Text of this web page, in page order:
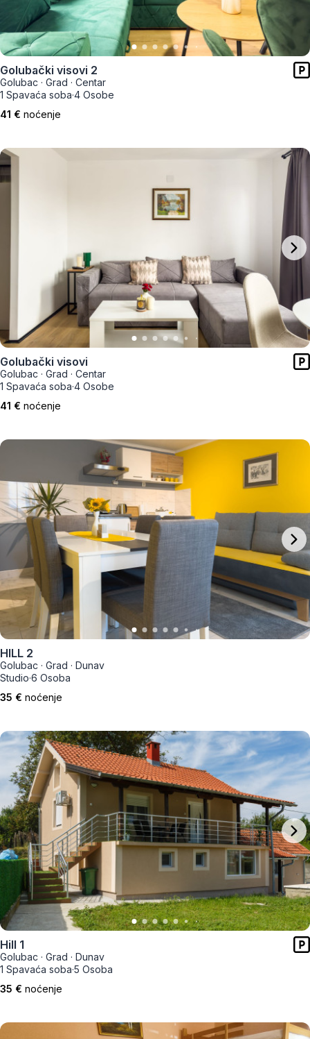
Golubački visovi 2
Golubac · Grad · Centar
1 Spavaća soba·4 Osobe
41 € noćenje
Golubački visovi
Golubac · Grad · Centar
1 Spavaća soba·4 Osobe
41 € noćenje
HILL 2
Golubac · Grad · Dunav
Studio·6 Osoba
35 € noćenje
Hill 1
Golubac · Grad · Dunav
1 Spavaća soba·5 Osoba
35 € noćenje